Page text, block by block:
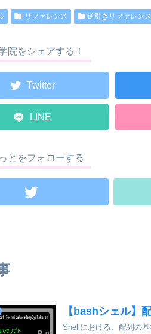
リファレンス 逆引きリファレンス
院をシェアする！
Twitter
LINE
とをフォローする
【bashシェル】
Shellにおける、配列の